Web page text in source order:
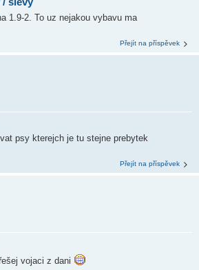
1.9-2. To uz nejakou vybavu ma
Přejít na příspěvek
psy kterejch je tu stejne prebytek
Přejít na příspěvek
vojaci z dani